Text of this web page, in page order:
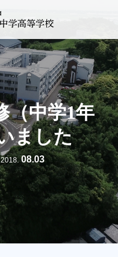
（中学1年
ました
2018.08.03